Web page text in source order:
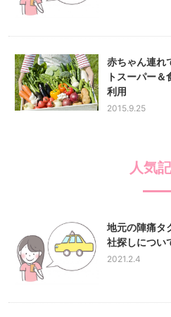
赤ちゃん連れ
トスーパー＆
利用
2015.9.25
人気
地元の陣痛タ
社探しについ
2021.2.4